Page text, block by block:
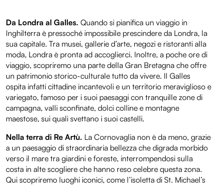
Da Londra al Galles. Quando si pianifica un viaggio in
Inghilterra è pressoché impossibile prescindere da Londra, la
sua capitale. Tra musei, gallerie d’arte, negozi e ristoranti alla
moda, Londra è pronta ad accoglierci. Inoltre, a poche ore di
viaggio, scopriremo una parte della Gran Bretagna che offre
un patrimonio storico-culturale tutto da vivere. Il Galles
ospita infatti cittadine incantevoli e un territorio meraviglioso e
variegato, famoso per i suoi paesaggi con tranquille zone di
campagna, valli sconfinate, dolci colline e montagne
maestose, sui quali svettano i suoi castelli.
Nella terra di Re Artù. La Cornovaglia non è da meno, grazie
a un paesaggio di straordinaria bellezza che digrada morbido
verso il mare tra giardini e foreste, interrompendosi sulla
costa in alte scogliere che hanno reso celebre questa zona.
Qui scopriremo luoghi iconici, come l’isoletta di St. Michael’s